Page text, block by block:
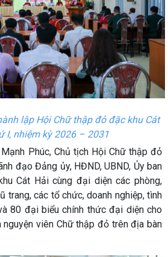
lập Hội Chữ thập đỏ đặc khu Cát
I, nhiệm kỳ 2026 – 2031
Phúc, Chủ tịch Hội Chữ thập đỏ
đạo Đảng ủy, HĐND, UBND, Ủy ban
Cát Hải cùng đại diện các phòng,
trang, các tổ chức, doanh nghiệp, tình
80 đại biểu chính thức đại diện cho
nguyện viên Chữ thập đỏ trên địa bàn